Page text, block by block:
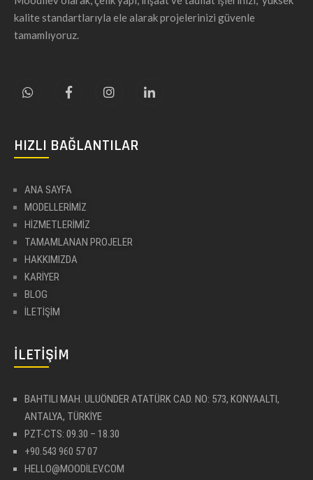
kalite standartlarıyla ele alarak projelerinizi güvenle
tamamlıyoruz.
HIZLI BAĞLANTILAR
ANA SAYFA
MODELLERIMIZ
HIZMETLERIMIZ
TAMAMLANAN PROJELER
HAKKIMIZDA
KARIYER
BLOG
İLETIŞIM
İLETIŞIM
BAHTILI MAH. ULUÖNDER ATATÜRK CAD. NO: 573, KONYAALTI,
ANTALYA, TÜRKİYE
PZT-CTS: 09.30 – 18.30
+90.543 960 57 07
HELLO@MOODILEV.COM